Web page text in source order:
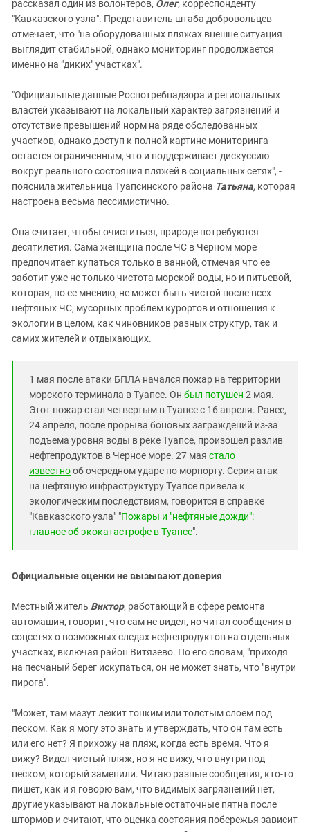
рассказал один из волонтеров, Олег, корреспонденту
"Кавказского узла". Представитель штаба добровольцев
отмечает, что "на оборудованных пляжах внешне ситуация
выглядит стабильной, однако мониторинг продолжается
именно на "диких" участках".
"Официальные данные Роспотребнадзора и региональных
властей указывают на локальный характер загрязнений и
отсутствие превышений норм на ряде обследованных
участков, однако доступ к полной картине мониторинга
остается ограниченным, что и поддерживает дискуссию
вокруг реального состояния пляжей в социальных сетях", -
пояснила жительница Туапсинского района Татьяна, которая
настроена весьма пессимистично.
Она считает, чтобы очиститься, природе потребуются
десятилетия. Сама женщина после ЧС в Черном море
предпочитает купаться только в ванной, отмечая что ее
заботит уже не только чистота морской воды, но и питьевой,
которая, по ее мнению, не может быть чистой после всех
нефтяных ЧС, мусорных проблем курортов и отношения к
экологии в целом, как чиновников разных структур, так и
самих жителей и отдыхающих.
1 мая после атаки БПЛА начался пожар на территории
морского терминала в Туапсе. Он был потушен 2 мая.
Этот пожар стал четвертым в Туапсе с 16 апреля. Ранее,
24 апреля, после прорыва боновых заграждений из-за
подъема уровня воды в реке Туапсе, произошел разлив
нефтепродуктов в Черное море. 27 мая стало
известнооб очередном ударе по морпорту. Серия атак
на нефтяную инфраструктуру Туапсе привела к
экологическим последствиям, говорится в справке
"Кавказского узла" "Пожары и "нефтяные дожди":
главное об экокатастрофе в Туапсе".
Официальные оценки не вызывают доверия
Местный житель Виктор, работающий в сфере ремонта
автомашин, говорит, что сам не видел, но читал сообщения в
соцсетях о возможных следах нефтепродуктов на отдельных
участках, включая район Витязево. По его словам, "приходя
на песчаный берег искупаться, он не может знать, что "внутри
пирога".
"Может, там мазут лежит тонким или толстым слоем под
песком. Как я могу это знать и утверждать, что он там есть
или его нет? Я прихожу на пляж, когда есть время. Что я
вижу? Видел чистый пляж, но я не вижу, что внутри под
песком, который заменили. Читаю разные сообщения, кто-то
пишет, как и я говорю вам, что видимых загрязнений нет,
другие указывают на локальные остаточные пятна после
штормов и считают, что оценка состояния побережья зависит